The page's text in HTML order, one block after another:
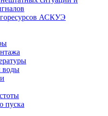
АСКУЭ
воды
пуска